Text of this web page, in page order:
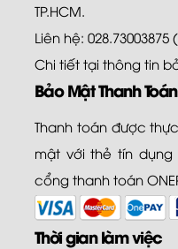
TP.HCM.
Liên hệ: 028.73003875
Chi tiết tại thông tin
Bảo Mật Thanh Toán
Thanh toán được
mật với thẻ tín
cổng thanh toán
Thời gian làm việc